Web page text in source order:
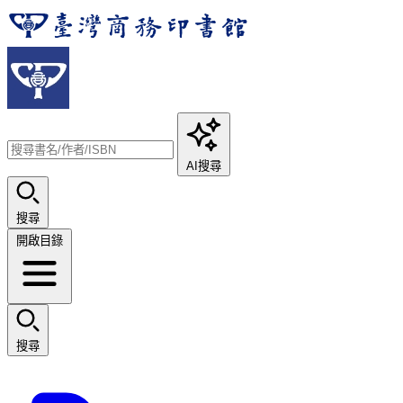
AI搜尋
搜尋
開啟目錄
搜尋